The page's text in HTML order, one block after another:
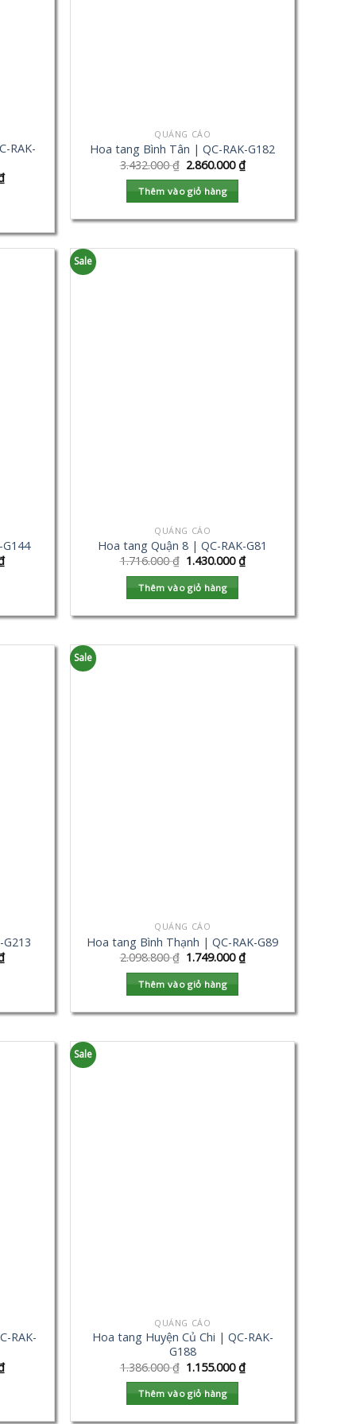
RAK-
QUẢNG CÁO
Hoa tang Bình Tân | QC-RAK-G182
3.432.000₫ 2.860.000₫
Thêm vào giỏ hàng
Sale
QUẢNG CÁO
Hoa tang Quận 8 | QC-RAK-G81
1.716.000₫ 1.430.000₫
Thêm vào giỏ hàng
Sale
QUẢNG CÁO
Hoa tang Bình Thạnh | QC-RAK-G89
2.098.800₫ 1.749.000₫
Thêm vào giỏ hàng
RAK-
Sale
QUẢNG CÁO
Hoa tang Huyện Củ Chi | QC-RAK-
G188
1.386.000₫ 1.155.000₫
Thêm vào giỏ hàng